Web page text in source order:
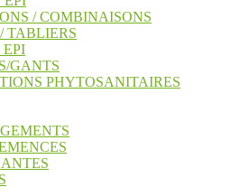
/ COMBINAISONS
TABLIERS
EPI
GANTS
PHYTOSANITAIRES